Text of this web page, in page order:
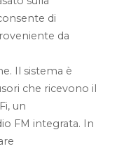
di
da
Il sistema è
che ricevono il
un
FM integrata. In